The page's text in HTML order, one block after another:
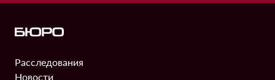
Информация
Расследования
Новости